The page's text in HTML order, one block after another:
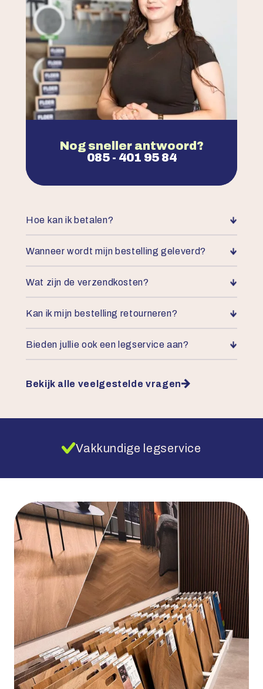
Nog sneller antwoord?
085 - 401 95 84
Hoe kan ik betalen?
Wanneer wordt mijn bestelling geleverd?
Wat zijn de verzendkosten?
Kan ik mijn bestelling retourneren?
Bieden jullie ook een legservice aan?
Bekijk alle veelgestelde vragen
Vakkundige legservice